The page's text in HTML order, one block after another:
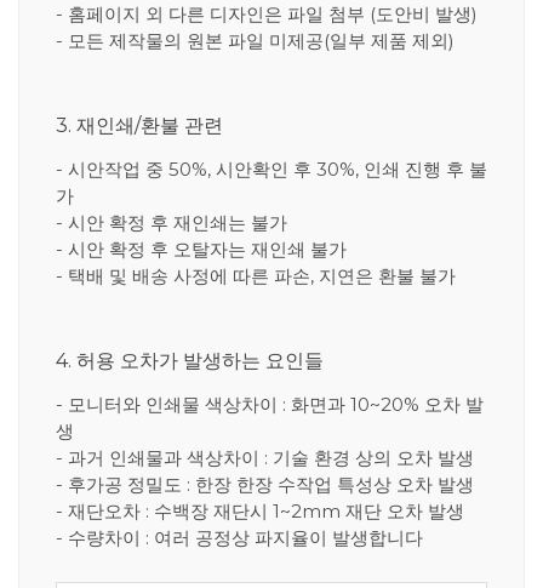
- 홈페이지 외 다른 디자인은 파일 첨부 (도안비 발생)
- 모든 제작물의 원본 파일 미제공(일부 제품 제외)
3. 재인쇄/환불 관련
- 시안작업 중 50%, 시안확인 후 30%, 인쇄 진행 후 불
가
- 시안 확정 후 재인쇄는 불가
- 시안 확정 후 오탈자는 재인쇄 불가
- 택배 및 배송 사정에 따른 파손, 지연은 환불 불가
4. 허용 오차가 발생하는 요인들
- 모니터와 인쇄물 색상차이 : 화면과 10~20% 오차 발
생
- 과거 인쇄물과 색상차이 : 기술 환경 상의 오차 발생
- 후가공 정밀도 : 한장 한장 수작업 특성상 오차 발생
- 재단오차 : 수백장 재단시 1~2mm 재단 오차 발생
- 수량차이 : 여러 공정상 파지율이 발생합니다